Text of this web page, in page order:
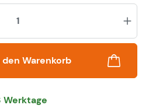
Warenkorb
Werktage